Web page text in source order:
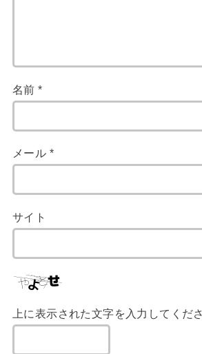
名前*
メール *
サイト
上に表示された文字を入力してくだ